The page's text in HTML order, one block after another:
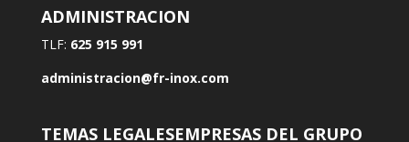
ADMINISTRACION
TLF: 625 915 991
administracion@fr-inox.com
TEMAS LEGALESEMPRESAS DEL GRUPO